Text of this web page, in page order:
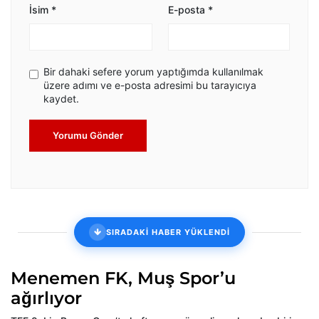
İsim * E-posta *
Bir dahaki sefere yorum yaptığımda kullanılmak
üzere adımı ve e-posta adresimi bu tarayıcıya
kaydet.
Yorumu Gönder
SIRADAKİ HABER YÜKLENDİ
Menemen FK, Muş Spor’u
ağırlıyor